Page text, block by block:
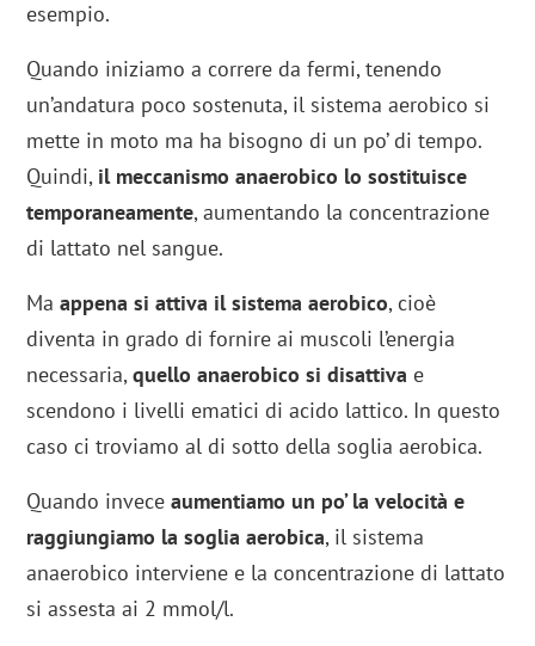
esempio.
Quando iniziamo a correre da fermi, tenendo
un’andatura poco sostenuta, il sistema aerobico si
mette in moto ma ha bisogno di un po’ di tempo.
Quindi, il meccanismo anaerobico lo sostituisce
temporaneamente, aumentando la concentrazione
di lattato nel sangue.
Maappena si attiva il sistema aerobico, cioè
diventa in grado di fornire ai muscoli l’energia
necessaria,quello anaerobico si disattiva e
scendono i livelli ematici di acido lattico. In questo
caso ci troviamo al di sotto della soglia aerobica.
Quando inveceaumentiamo un po’ la velocità e
raggiungiamo la soglia aerobica, il sistema
anaerobico interviene e la concentrazione di lattato
si assesta ai 2 mmol/l.